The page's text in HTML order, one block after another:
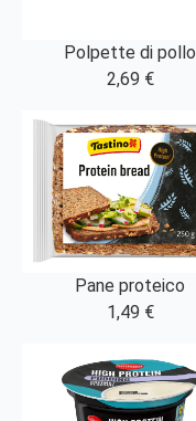
Polpette di pollo
2,69 €
Pane proteico
1,49 €